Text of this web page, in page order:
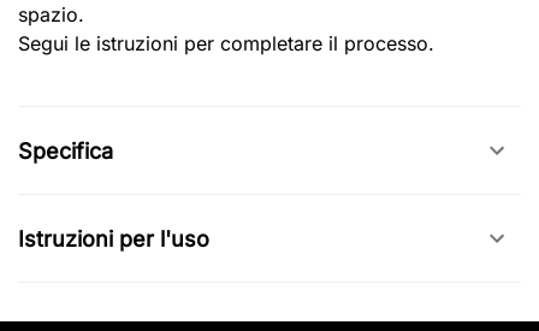
spazio.
Segui le istruzioni per completare il processo.
Specifica
Istruzioni per l'uso